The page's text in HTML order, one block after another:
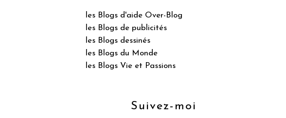
les Blogs d'aide Over-Blog
les Blogs de publicités
les Blogs dessinés
les Blogs du Monde
les Blogs Vie et Passions
Suivez-moi